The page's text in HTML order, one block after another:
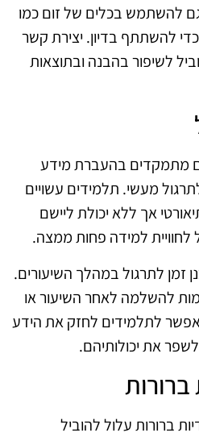
גם להשתמש בכלים של זום כמו
להשתתף בדיון. יצירת קשר
לשיפור בהבנה ובתוצאות
מתמקדים בהעברת מידע
מעשי. תלמידים עשויים
אך ללא יכולת ליישם
לחוויית למידה פחות ממצה.
זמן לתרגול במהלך השיעורים.
להשלמה לאחר השיעור או
לתלמידים לחזק את הידע
את יכולותיהם.
ברורות עלול להוביל